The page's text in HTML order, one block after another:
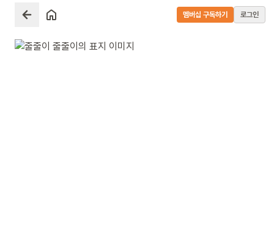
멤버십 구독하기 로그인